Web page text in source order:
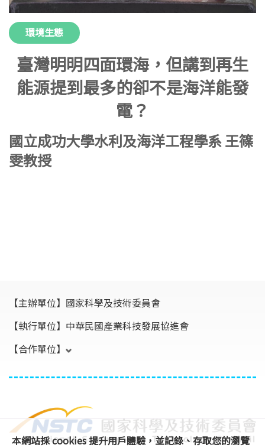
環境生態
臺灣明明四面環海，但講到再生
能源提到最多的卻不是海洋能發
電？
國立成功大學水利及海洋工程學系 王篠
雯教授
【主辦單位】 國家科學及技術委員會
【執行單位】 中華民國產業科技發展協進會
【合作單位】
本網站採 cookies 提升用戶體驗，並記錄、存取您的瀏覽